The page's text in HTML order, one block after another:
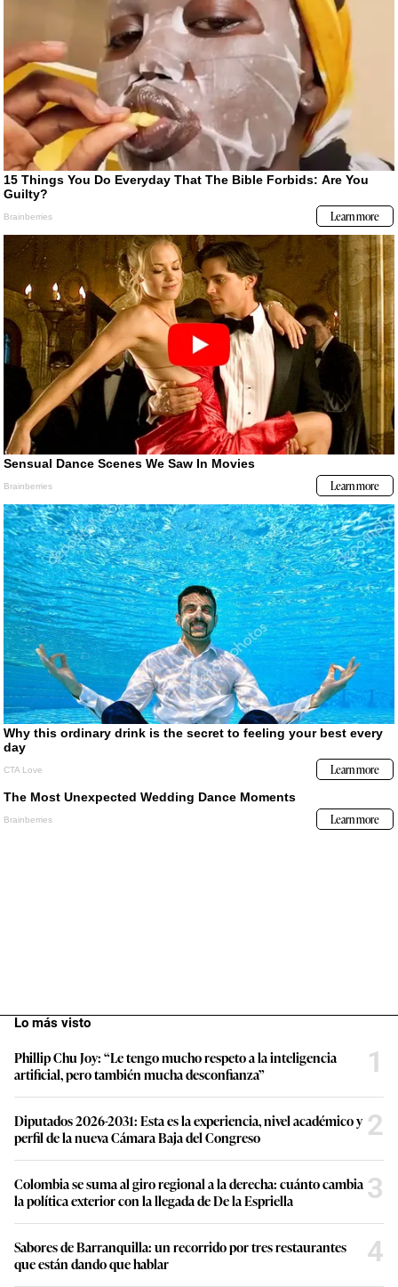
Lo más visto
Phillip Chu Joy: “Le tengo mucho respeto a la inteligencia
artificial, pero también mucha desconfianza”
1
Diputados 2026-2031: Esta es la experiencia, nivel académico y
perfil de la nueva Cámara Baja del Congreso
2
Colombia se suma al giro regional a la derecha: cuánto cambia
la política exterior con la llegada de De la Espriella
3
Sabores de Barranquilla: un recorrido por tres restaurantes
que están dando que hablar
4